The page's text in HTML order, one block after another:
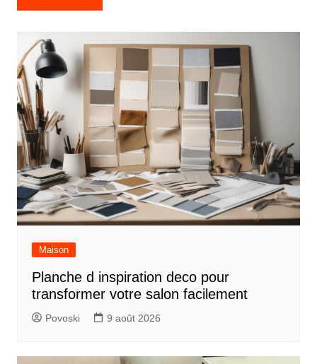
de
l’article
Maison
Planche d inspiration deco pour
transformer votre salon facilement
Povoski 9 août 2026